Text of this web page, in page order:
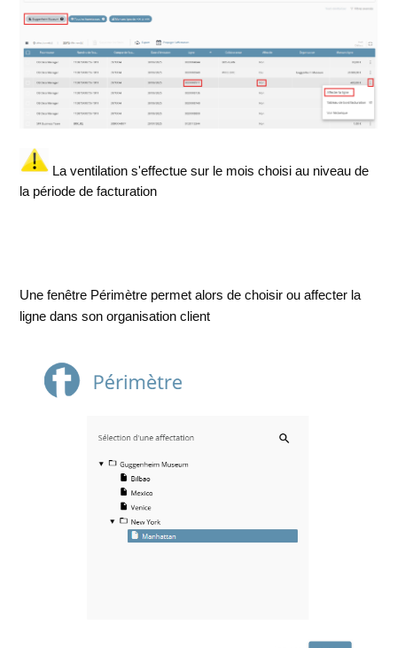
La ventilation s'effectue sur le mois choisi au niveau de
la période de facturation
Une fenêtre Périmètre permet alors de choisir ou affecter la
ligne dans son organisation client